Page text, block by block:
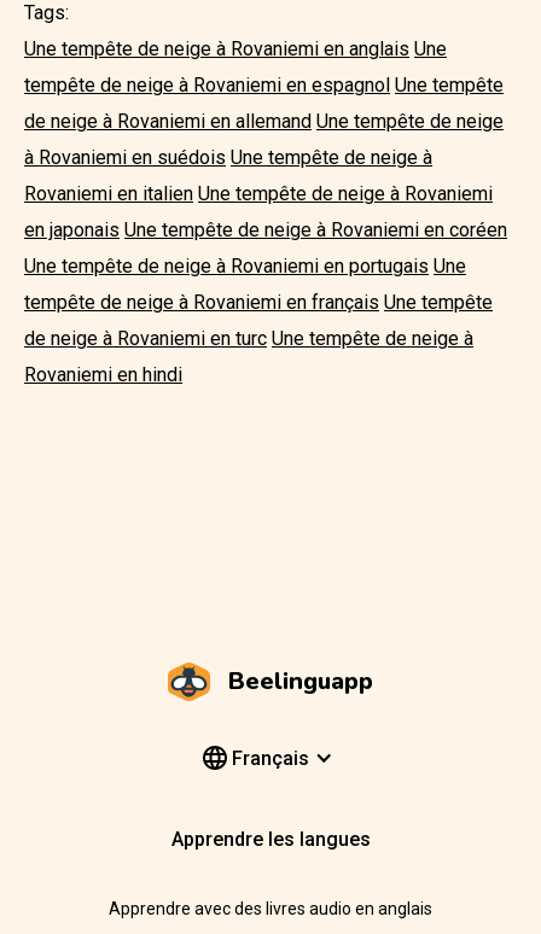
Tags:
Une tempête de neige à Rovaniemi en anglais Une
tempête de neige à Rovaniemi en espagnol Une tempête
de neige à Rovaniemi en allemand Une tempête de neige
à Rovaniemi en suédois Une tempête de neige à
Rovaniemi en italien Une tempête de neige à Rovaniemi
en japonais Une tempête de neige à Rovaniemi en coréen
Une tempête de neige à Rovaniemi en portugais Une
tempête de neige à Rovaniemi en français Une tempête
de neige à Rovaniemi en turc Une tempête de neige à
Rovaniemi en hindi
Beelinguapp
Français
Apprendre les langues
Apprendre avec des livres audio en anglais